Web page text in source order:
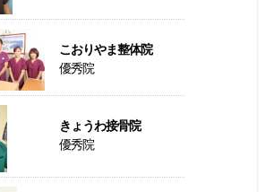
こおりやま整体院
優秀院
きょうわ接骨院
優秀院